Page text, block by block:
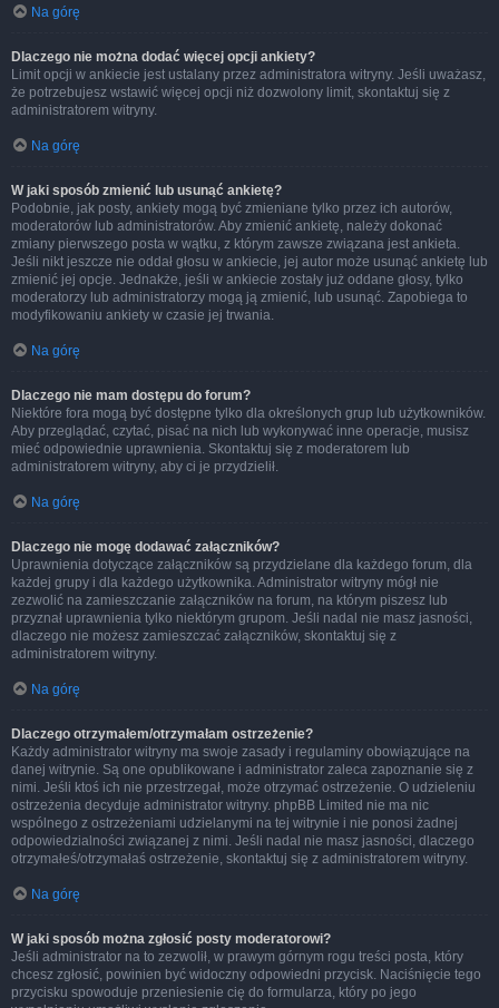
Na górę
Dlaczego nie można dodać więcej opcji ankiety?
Limit opcji w ankiecie jest ustalany przez administratora witryny. Jeśli uważasz,
że potrzebujesz wstawić więcej opcji niż dozwolony limit, skontaktuj się z
administratorem witryny.
Na górę
W jaki sposób zmienić lub usunąć ankietę?
Podobnie, jak posty, ankiety mogą być zmieniane tylko przez ich autorów,
moderatorów lub administratorów. Aby zmienić ankietę, należy dokonać
zmiany pierwszego posta w wątku, z którym zawsze związana jest ankieta.
Jeśli nikt jeszcze nie oddał głosu w ankiecie, jej autor może usunąć ankietę lub
zmienić jej opcje. Jednakże, jeśli w ankiecie zostały już oddane głosy, tylko
moderatorzy lub administratorzy mogą ją zmienić, lub usunąć. Zapobiega to
modyfikowaniu ankiety w czasie jej trwania.
Na górę
Dlaczego nie mam dostępu do forum?
Niektóre fora mogą być dostępne tylko dla określonych grup lub użytkowników.
Aby przeglądać, czytać, pisać na nich lub wykonywać inne operacje, musisz
mieć odpowiednie uprawnienia. Skontaktuj się z moderatorem lub
administratorem witryny, aby ci je przydzielił.
Na górę
Dlaczego nie mogę dodawać załączników?
Uprawnienia dotyczące załączników są przydzielane dla każdego forum, dla
każdej grupy i dla każdego użytkownika. Administrator witryny mógł nie
zezwolić na zamieszczanie załączników na forum, na którym piszesz lub
przyznał uprawnienia tylko niektórym grupom. Jeśli nadal nie masz jasności,
dlaczego nie możesz zamieszczać załączników, skontaktuj się z
administratorem witryny.
Na górę
Dlaczego otrzymałem/otrzymałam ostrzeżenie?
Każdy administrator witryny ma swoje zasady i regulaminy obowiązujące na
danej witrynie. Są one opublikowane i administrator zaleca zapoznanie się z
nimi. Jeśli ktoś ich nie przestrzegał, może otrzymać ostrzeżenie. O udzieleniu
ostrzeżenia decyduje administrator witryny. phpBB Limited nie ma nic
wspólnego z ostrzeżeniami udzielanymi na tej witrynie i nie ponosi żadnej
odpowiedzialności związanej z nimi. Jeśli nadal nie masz jasności, dlaczego
otrzymałeś/otrzymałaś ostrzeżenie, skontaktuj się z administratorem witryny.
Na górę
W jaki sposób można zgłosić posty moderatorowi?
Jeśli administrator na to zezwolił, w prawym górnym rogu treści posta, który
chcesz zgłosić, powinien być widoczny odpowiedni przycisk. Naciśnięcie tego
przycisku spowoduje przeniesienie cię do formularza, który po jego